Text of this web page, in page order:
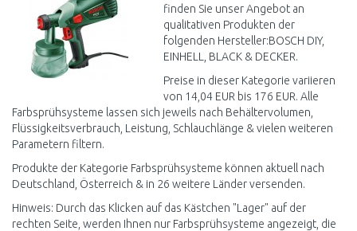
finden Sie unser Angebot an
qualitativen Produkten der
folgenden Hersteller:BOSCH DIY,
EINHELL, BLACK & DECKER.
Preise in dieser Kategorie variieren
von 14,04 EUR bis 176 EUR. Alle
Farbsprühsysteme lassen sich jeweils nach Behältervolumen,
Flüssigkeitsverbrauch, Leistung, Schlauchlänge & vielen weiteren
Parametern filtern.
Produkte der Kategorie Farbsprühsysteme können aktuell nach
Deutschland, Österreich & in 26 weitere Länder versenden.
Hinweis: Durch das Klicken auf das Kästchen "Lager" auf der
rechten Seite, werden Ihnen nur Farbsprühsysteme angezeigt, die